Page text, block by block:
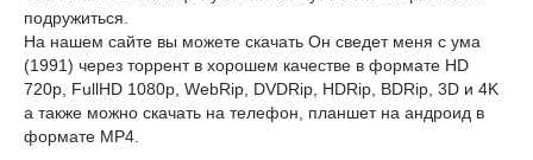
подружиться.
На нашем сайте вы можете скачать Он сведет меня с ума
(1991) через торрент в хорошем качестве в формате HD
720p, FullHD 1080p, WebRip, DVDRip, HDRip, BDRip, 3D и 4K
а также можно скачать на телефон, планшет на андроид в
формате MP4.